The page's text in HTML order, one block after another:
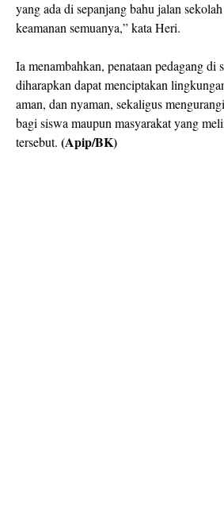
yang ada di sepanjang bahu jalan
keamanan semuanya,” kata Heri.
Ia menambahkan, penataan pedagang di
diharapkan dapat menciptakan
aman, dan nyaman, sekaligus
bagi siswa maupun masyarakat yang
tersebut. (Apip/BK)